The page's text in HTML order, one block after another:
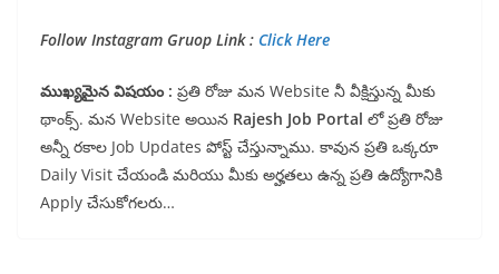
Follow Instagram Gruop Link : Click Here
ముఖ్యమైన విషయం : ప్రతి రోజు మన Website నీ వీక్షిస్తున్న మీకు
థాంక్స్. మన Website అయిన Rajesh Job Portal లో ప్రతి రోజు
అన్నీ రకాల Job Updates పోస్ట్ చేస్తున్నాము. కావున ప్రతి ఒక్కరూ
Daily Visit చేయండి మరియు మీకు అర్హతలు ఉన్న ప్రతి ఉద్యోగానికి
Apply చేసుకోగలరు…